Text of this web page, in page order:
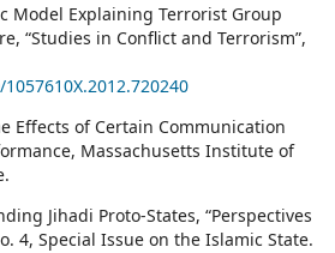
Model Explaining Terrorist Group
“Studies in Conflict and Terrorism”,
Effects of Certain Communication
Massachusetts Institute of
Jihadi Proto-States, “Perspectives
4, Special Issue on the Islamic State.